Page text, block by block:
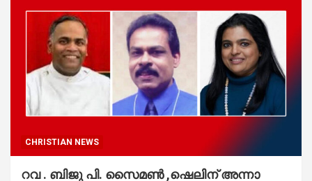
CHRISTIAN NEWS
റവ . ബിജു പി. സൈമൺ ,ഷെലിന് അന്നാ